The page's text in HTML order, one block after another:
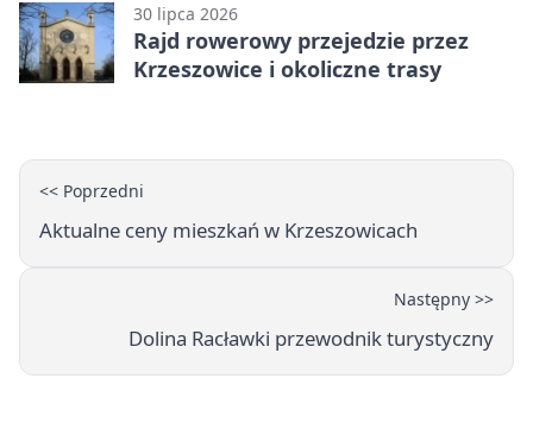
30 lipca 2026
Rajd rowerowy przejedzie przez
Krzeszowice i okoliczne trasy
<< Poprzedni
Aktualne ceny mieszkań w Krzeszowicach
Następny >>
Dolina Racławki przewodnik turystyczny